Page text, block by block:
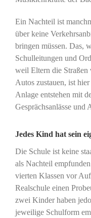
Ein Nachteil ist
über keine
bringen müssen. Das,
Schulleitungen und
weil Eltern die Straßen
Autos zustauen, ist
Anlage entstehen mit
Gesprächsanlässe und
Jedes Kind hat sein
Die Schule ist keine
als Nachteil
vierten Klassen vor
Realschule einen
zwei Kinder haben
jeweilige Schulform